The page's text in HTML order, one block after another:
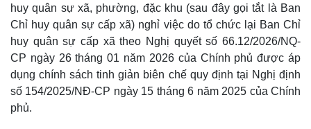
huy quân sự xã, phường, đặc khu (sau đây gọi tắt là Ban
Chỉ huy quân sự cấp xã) nghỉ việc do tổ chức lại Ban Chỉ
huy quân sự cấp xã theo Nghị quyết số 66.12/2026/NQ-
CP ngày 26 tháng 01 năm 2026 của Chính phủ được áp
dụng chính sách tinh giản biên chế quy định tại Nghị định
số 154/2025/NĐ-CP ngày 15 tháng 6 năm 2025 của Chính
phủ.